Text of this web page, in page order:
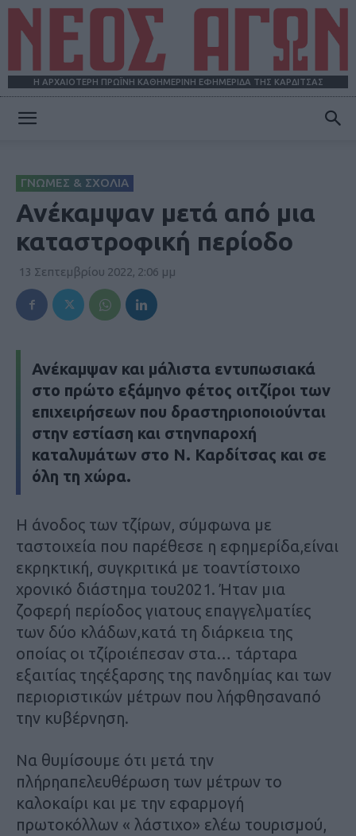
Η ΑΡΧΑΙΟΤΕΡΗ ΠΡΩΪΝΗ ΚΑΘΗΜΕΡΙΝΗ ΕΦΗΜΕΡΙΔΑ ΤΗΣ ΚΑΡΔΙΤΣΑΣ
ΓΝΩΜΕΣ & ΣΧΟΛΙΑ
Ανέκαμψαν μετά από μια
καταστροφική περίοδο
13 Σεπτεμβρίου 2022, 2:06 μμ
Ανέκαμψαν και μάλιστα εντυπωσιακά
στο πρώτο εξάμηνο φέτος οιτζίροι των
επιχειρήσεων που δραστηριοποιούνται
στην εστίαση και στηνπαροχή
καταλυμάτων στο Ν. Καρδίτσας και σε
όλη τη χώρα.
Η άνοδος των τζίρων, σύμφωνα με
ταστοιχεία που παρέθεσε η εφημερίδα,είναι
εκρηκτική, συγκριτικά με τοαντίστοιχο
χρονικό διάστημα του2021. Ήταν μια
ζοφερή περίοδος γιατους επαγγελματίες
των δύο κλάδων,κατά τη διάρκεια της
οποίας οι τζίροιέπεσαν στα… τάρταρα
εξαιτίας τηςέξαρσης της πανδημίας και των
περιοριστικών μέτρων που λήφθησαναπό
την κυβέρνηση.
Να θυμίσουμε ότι μετά την
πλήρηαπελευθέρωση των μέτρων το
καλοκαίρι και με την εφαρμογή
πρωτοκόλλων « λάστιχο» ελέω τουρισμού,